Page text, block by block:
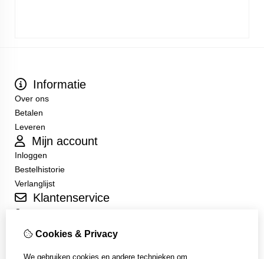
Informatie
Over ons
Betalen
Leveren
Mijn account
Inloggen
Bestelhistorie
Verlanglijst
Klantenservice
Contact
Algemene Voorwaarden
Cookies & Privacy
We gebruiken cookies en andere technieken om